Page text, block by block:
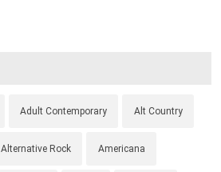
Adult Contemporary Alt Country
Alternative Rock Americana